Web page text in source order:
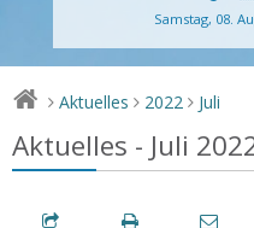
Samstag, 08.
> Aktuelles > 2022 > Juli
Aktuelles - Juli